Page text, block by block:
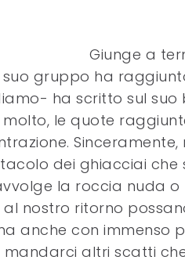
Giunge a
suo gruppo ha
ha scritto sul
le quote
dei ghiacciai
la roccia nuda
al nostro ritorno
anche con immenso
mandarci altri scatti